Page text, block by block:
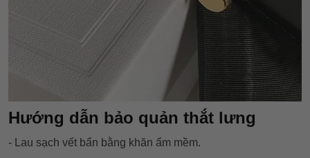
Hướng dẫn bảo quản thắt lưng
- Lau sạch vết bẩn bằng khăn ẩm mềm.